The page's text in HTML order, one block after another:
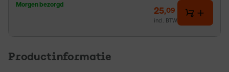
Morgen bezorgd
25,09
incl. BTW
Productinformatie